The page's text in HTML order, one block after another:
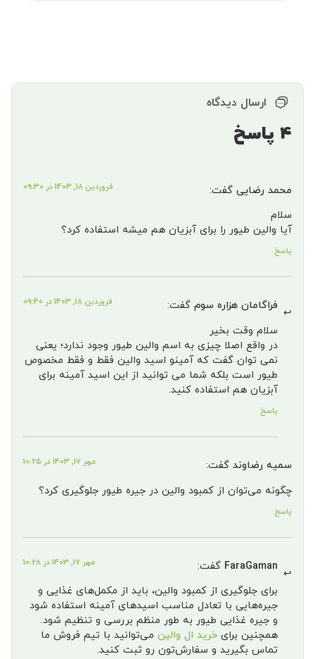
ارسال دیدگاه
4 پاسخ
محمد رضایی گفت: فروردین 18, 1403 در 09:30
سلام
آیا والین طیور را برای آبزیان هم میشه استفاده کرد؟
پاسخ
فراگامان هزاره سوم گفت: فروردین 18, 1403 در 09:40
سلام وقت بخیر
در واقع اصلا چیزی به اسم والین طیور وجود ندارد؛ یعنی
نمی توان گفت که آمینو اسید والین فقط و فقط مخصوص
طیور است بلکه شما می توانید از این اسید آمینه برای
آبزیان هم استفاده کنید.
پاسخ
سمیه رضاوند گفت: مهر 17, 1403 در 10:25
چگونه می‌توان از کمبود والین در جیره طیور جلوگیری کرد؟
پاسخ
FaraGaman گفت: مهر 17, 1403 در 10:28
برای جلوگیری از کمبود والین، باید از مکمل‌های غذایی و
جیره‌هایی با تعادل مناسب اسیدهای آمینه استفاده شود
و جیره غذایی طیور به طور منظم بررسی و تنظیم شود.
همچنین برای خرید ال والین می‌توانید با تیم فروش ما
تماس بگیرید و سفارش‌تون رو ثبت کنید.